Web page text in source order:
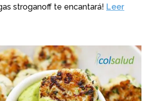
stroganoff te encantará! Leer